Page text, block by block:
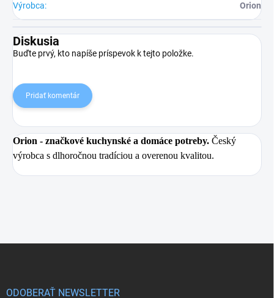
Výrobca: Orion
Diskusia
Buďte prvý, kto napíše príspevok k tejto položke.
Pridať komentár
Orion - značkové kuchynské a domáce potreby. Český
výrobca s dlhoročnou tradíciou a overenou kvalitou.
ODOBERAŤ NEWSLETTER